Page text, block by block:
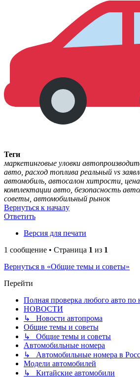
Теги
маркетинговые уловки
авто, расход топлива реальный vs
автомобиль, автосалон хитрости,
комплектации авто, безопасность
советы, автомобильный рынок
Вернуться к началу
Ответить
Версия для печати
1 сообщение • Страница 1 из 1
Вернуться в «Общие темы и советы»
Перейти
Полная проверка любого авто
НОВОСТИ
↳ Новости автопрома
Общие темы и советы
↳ Общие темы и советы
Автомобильные номера
↳ Автомобильные номера в
Модели автомобилей
↳ Китайские автомобили